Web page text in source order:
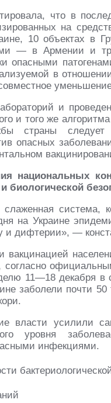
что в
на
10 объектах в
— в Армении и
опасными
в
и
и того же
страны
опасных
национальных
биологической
слаженная система,
на Украине
и дифтерии», —
согласно
11—18 декабря в
заболели почти
власти усилили
уровня
инфекциями.